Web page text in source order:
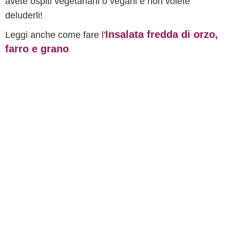
deluderli!
Leggi anche come fare l'Insalata fredda di orzo,
farro e grano